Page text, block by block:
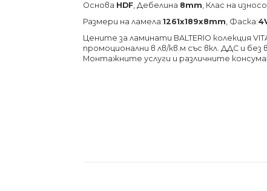
Основа HDF, Дебелина 8mm, Клас на
Размери на ламела:1261х189х8mm, Фаска:
Цените за ламинати BALTERIO колекция
промоционални в лв/кв.м със вкл. ДДС и
Монтажните услуги и различните